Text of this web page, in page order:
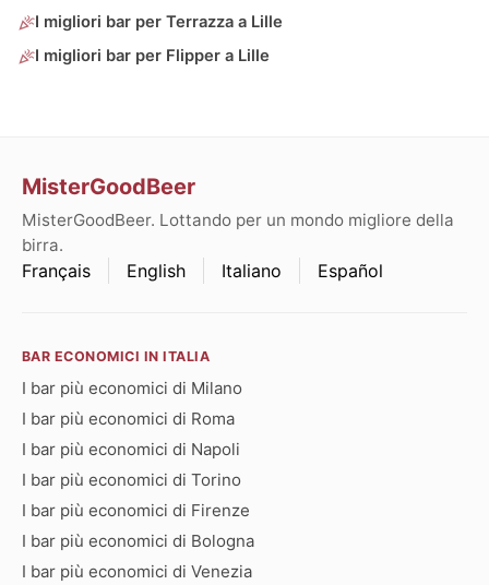
I migliori bar per Terrazza a Lille
I migliori bar per Flipper a Lille
MisterGoodBeer
MisterGoodBeer. Lottando per un mondo migliore della
birra.
Français English Italiano Español
BAR ECONOMICI IN ITALIA
I bar più economici di Milano
I bar più economici di Roma
I bar più economici di Napoli
I bar più economici di Torino
I bar più economici di Firenze
I bar più economici di Bologna
I bar più economici di Venezia